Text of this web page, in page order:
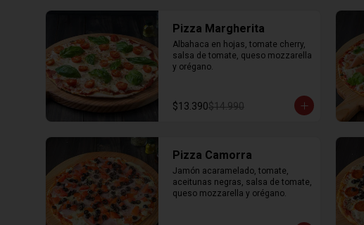
Pizza Margherita
Albahaca en hojas, tomate cherry,
salsa de tomate, queso mozzarella
y orégano.
$13.390$14.990
Pizza Camorra
Jamón acaramelado, tomate,
aceitunas negras, salsa de tomate,
queso mozzarella y orégano.